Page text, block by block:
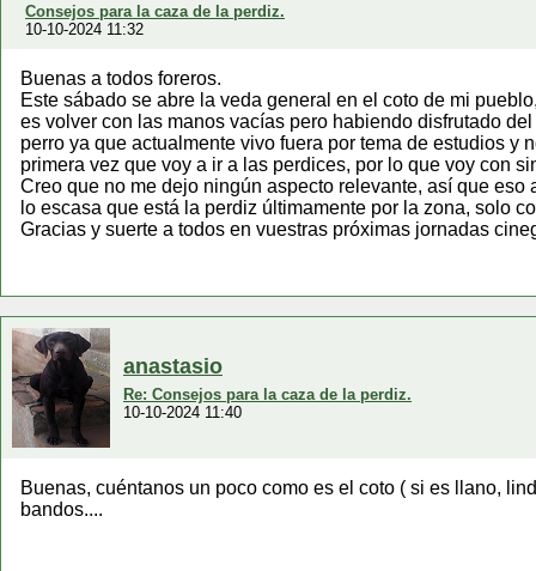
Consejos para la caza de la perdiz.
10-10-2024 11:32
Buenas a todos foreros.
Este sábado se abre la veda general en el coto de mi
es volver con las manos vacías pero habiendo disfrutado
perro ya que actualmente vivo fuera por tema de estudios y
primera vez que voy a ir a las perdices, por lo que voy con
Creo que no me dejo ningún aspecto relevante, así que
lo escasa que está la perdiz últimamente por la zona, solo
Gracias y suerte a todos en vuestras próximas jornadas
anastasio
Re: Consejos para la caza de la perdiz.
10-10-2024 11:40
Buenas, cuéntanos un poco como es el coto ( si es llano,
bandos....